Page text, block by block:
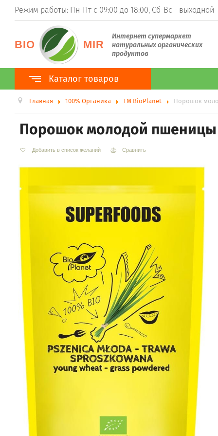
Режим работы: Пн-Пт с 09:00 до 18:00, Сб-Вс - выходной
BIO MIR
Интернет супермаркет
натуральных органических
продуктов
Каталог товаров
Каталог товаров
ТМ BioPlanet
ТМ BioNota
Суперфуды
Ростки пшеницы (витграсс)
Моринга
Асаи
Хлорелла
Псиллиум
Чиа
Суперфуды Bio
Шпинат
Мака перуанская
Растительный протеин
Органические продукты (прочее)
Макаронные изделия без глютена
Зерно для проращивания
Хлопья
Мука, солод, крохмал
Клетчатка, шрот
Кулинарные добавки
Диабетические продукты
Растительные масла
Главная 100% Органика ТМ BioPlanet Порошок
Порошок молодой пшеницы
Добавить в список желаний Сравнить